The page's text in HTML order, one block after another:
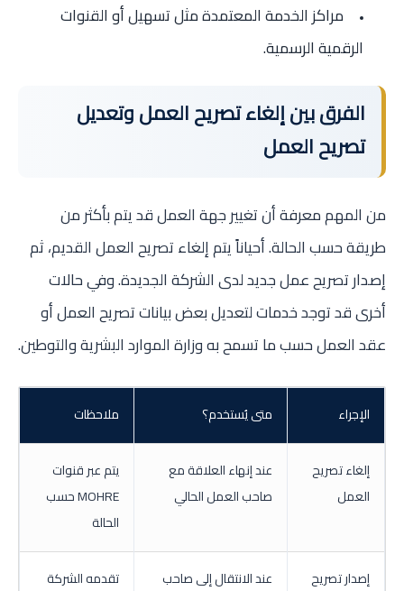
مراكز الخدمة المعتمدة مثل تسهيل أو القنوات
الرقمية الرسمية.
الفرق بين إلغاء تصريح العمل وتعديل
تصريح العمل
من المهم معرفة أن تغيير جهة العمل قد يتم بأكثر من
طريقة حسب الحالة. أحياناً يتم إلغاء تصريح العمل القديم، ثم
إصدار تصريح عمل جديد لدى الشركة الجديدة. وفي حالات
أخرى قد توجد خدمات لتعديل بعض بيانات تصريح العمل أو
عقد العمل حسب ما تسمح به وزارة الموارد البشرية والتوطين.
الإجراء متى يُستخدم؟ ملاحظات
إلغاء تصريح
العمل
عند إنهاء العلاقة مع
صاحب العمل الحالي
يتم عبر قنوات
MOHRE حسب
الحالة
إصدار تصريح عند الانتقال إلى صاحب تقدمه الشركة